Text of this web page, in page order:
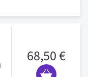
68,50 €